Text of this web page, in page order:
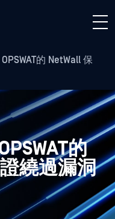
的 NetWall 保
的
繞過漏洞